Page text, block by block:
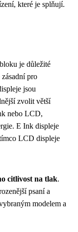
které je splňují.
je důležité
zásadní pro
jsou
zvolit větší
nebo LCD,
E Ink displeje
LCD displeje
citlivost na tlak.
psaní a
modelem a